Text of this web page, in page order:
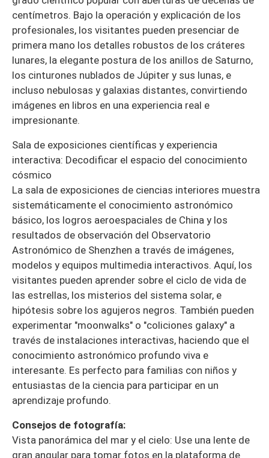
centímetros. Bajo la operación y explicación de los
profesionales, los visitantes pueden presenciar de
primera mano los detalles robustos de los cráteres
lunares, la elegante postura de los anillos de Saturno,
los cinturones nublados de Júpiter y sus lunas, e
incluso nebulosas y galaxias distantes, convirtiendo
imágenes en libros en una experiencia real e
impresionante.
Sala de exposiciones científicas y experiencia
interactiva: Decodificar el espacio del conocimiento
cósmico
La sala de exposiciones de ciencias interiores muestra
sistemáticamente el conocimiento astronómico
básico, los logros aeroespaciales de China y los
resultados de observación del Observatorio
Astronómico de Shenzhen a través de imágenes,
modelos y equipos multimedia interactivos. Aquí, los
visitantes pueden aprender sobre el ciclo de vida de
las estrellas, los misterios del sistema solar, e
hipótesis sobre los agujeros negros. También pueden
experimentar "moonwalks" o "coliciones galaxy" a
través de instalaciones interactivas, haciendo que el
conocimiento astronómico profundo viva e
interesante. Es perfecto para familias con niños y
entusiastas de la ciencia para participar en un
aprendizaje profundo.
Consejos de fotografía:
Vista panorámica del mar y el cielo: Use una lente de
gran angular para tomar fotos en la plataforma de